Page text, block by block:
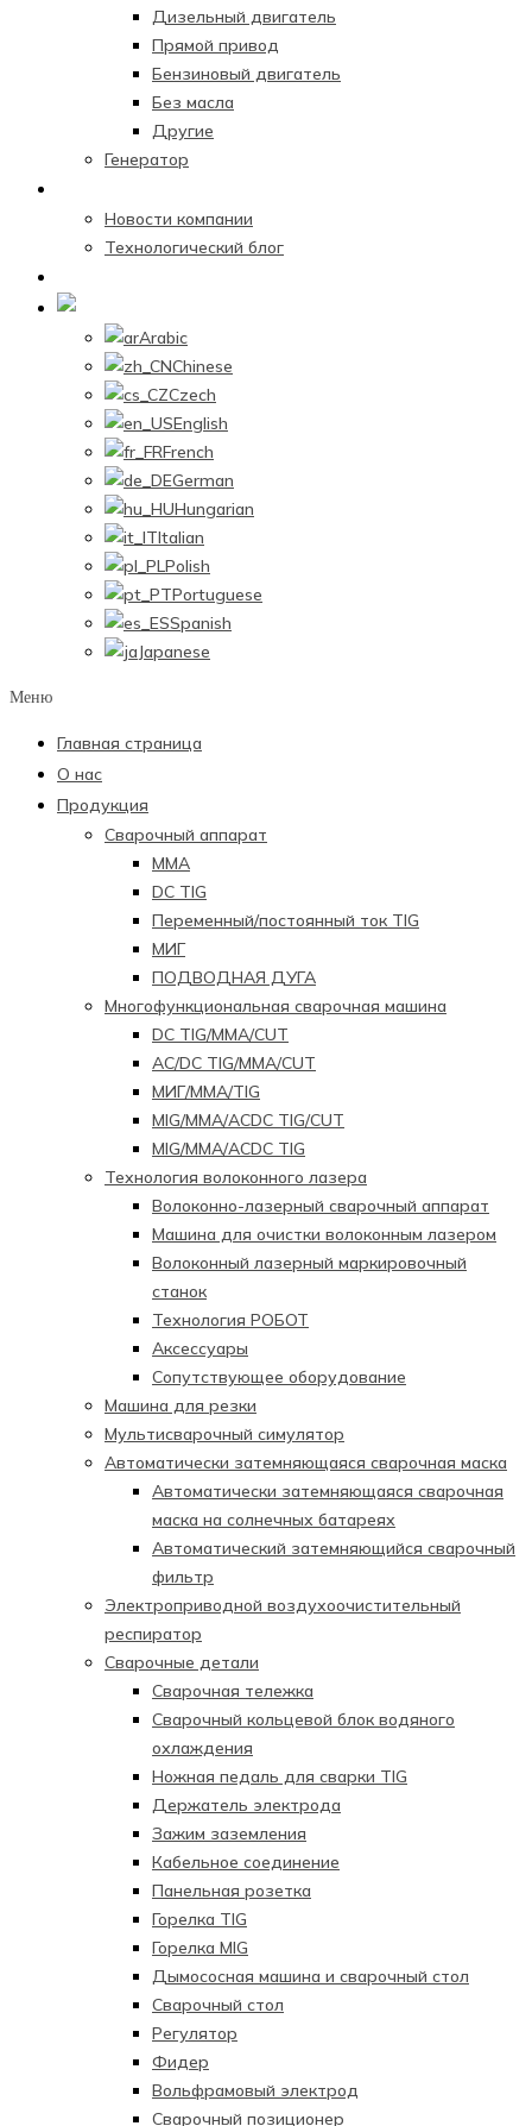
Дизельный двигатель
Прямой привод
Бензиновый двигатель
Без масла
Другие
Генератор
Новости компании
Технологический блог
Arabic
Chinese
Czech
English
French
German
Hungarian
Italian
Polish
Portuguese
Spanish
Japanese
Меню
Главная страница
О нас
Продукция
Сварочный аппарат
ММА
DC TIG
Переменный/постоянный ток TIG
МИГ
ПОДВОДНАЯ ДУГА
Многофункциональная сварочная машина
DC TIG/MMA/CUT
AC/DC TIG/MMA/CUT
МИГ/ММА/TIG
MIG/MMA/ACDC TIG/CUT
MIG/MMA/ACDC TIG
Технология волоконного лазера
Волоконно-лазерный сварочный аппарат
Машина для очистки волоконным лазером
Волоконный лазерный маркировочный
станок
Технология РОБОТ
Аксессуары
Сопутствующее оборудование
Машина для резки
Мультисварочный симулятор
Автоматически затемняющаяся сварочная маска
Автоматически затемняющаяся сварочная
маска на солнечных батареях
Автоматический затемняющийся сварочный
фильтр
Электроприводной воздухоочистительный
респиратор
Сварочные детали
Сварочная тележка
Сварочный кольцевой блок водяного
охлаждения
Ножная педаль для сварки TIG
Держатель электрода
Зажим заземления
Кабельное соединение
Панельная розетка
Горелка TIG
Горелка MIG
Дымососная машина и сварочный стол
Сварочный стол
Регулятор
Фидер
Вольфрамовый электрод
Сварочный позиционер